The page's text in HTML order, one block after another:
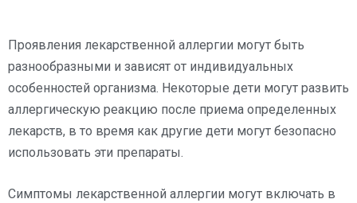
Проявления лекарственной аллергии могут быть
разнообразными и зависят от индивидуальных
особенностей организма. Некоторые дети могут развить
аллергическую реакцию после приема определенных
лекарств, в то время как другие дети могут безопасно
использовать эти препараты.
Симптомы лекарственной аллергии могут включать в